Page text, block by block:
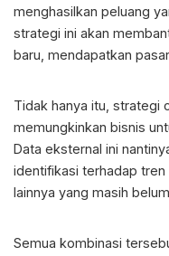
menghasilkan peluang
strategi ini akan
baru, mendapatkan
Tidak hanya itu, strategi
memungkinkan bisnis
Data eksternal ini
identifikasi terhadap
lainnya yang masih
Semua kombinasi